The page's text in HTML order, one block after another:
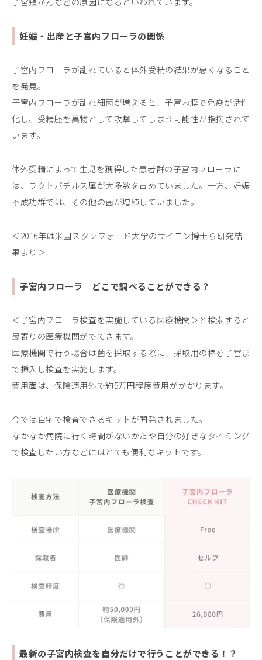
妊娠・出産と子宮内フローラの関係
子宮内フローラが乱れていると体外受精の結果が悪くなること
を発見。
子宮内フローラが乱れ細菌が増えると、子宮内膜で免疫が活性
化し、受精胚を異物として攻撃してしまう可能性が指摘されて
います。
体外受精によって生児を獲得した患者群の子宮内フローラに
は、ラクトバチルス属が大多数を占めていました。一方、妊娠
不成功群では、その他の菌が増殖していました。
＜2016年は米国スタンフォード大学のサイモン博士ら研究結
果より＞
子宮内フローラ どこで調べることができる？
＜子宮内フローラ検査を実施している医療機関＞と検索すると
最寄りの医療機関がでてきます。
医療機関で行う場合は菌を採取する際に、採取用の棒を子宮ま
で挿入し検査を実施します。
費用面は、保険適用外で約5万円程度費用がかかります。
今では自宅で検査できるキットが開発されました。
なかなか病院に行く時間がないかたや自分の好きなタイミング
で検査したい方などにはとても便利なキットです。
最新の子宮内検査を自分だけで行うことができる！？